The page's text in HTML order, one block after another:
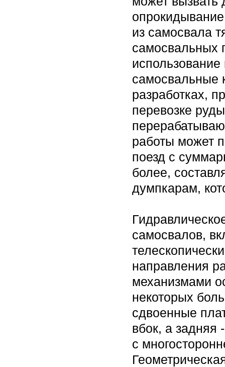
из самосвала
самосвальных
использование
самосвальные
разработках,
перевозке
работы может
поезд с
более,
думпкарам,
самосвалов,
направления
механизмами
некоторых
сдвоенные
вбок, а задняя
с